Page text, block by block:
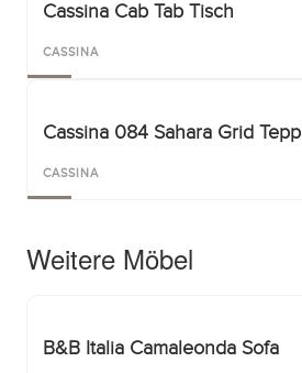
Cassina Cab Tab Tisch
CASSINA
Cassina 084 Sahara Grid
CASSINA
Weitere Möbel
B&B Italia Camaleonda Sofa